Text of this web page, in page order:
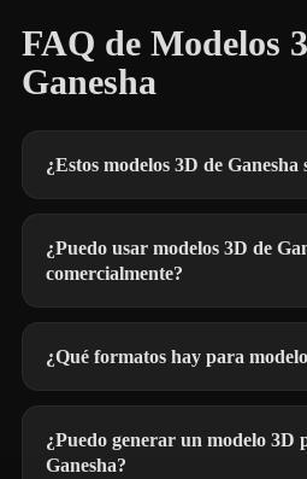
FAQ de Modelos
Ganesha
¿Estos modelos 3D de Ganesha
¿Puedo usar modelos 3D de
comercialmente?
¿Qué formatos hay para
¿Puedo generar un modelo 3D
Ganesha?